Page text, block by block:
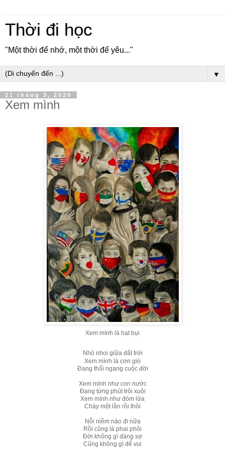
Thời đi học
"Một thời để nhớ, một thời để yêu..."
▼
21 tháng 3, 2020
Xem mình
Xem mình là hạt bụi
Nhỏ nhoi giữa đất trời
Xem mình là cơn gió
Đang thổi ngang cuộc đời
Xem mình như con nước
Đang từng phút trôi xuôi
Xem mình như đóm lửa
Cháy một lần rồi thôi
Nỗi niềm nào đi nữa
Rồi cũng là phai phôi
Đời không gì đáng sợ
Cũng không gì để vui